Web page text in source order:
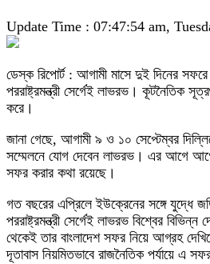
Update Time : 07:47:54 am,
ডেস্ক রিপোর্ট : আগামী মাসে দুই দিনের সফরে
পররাষ্ট্রমন্ত্রী সের্গেই লাভরভ। কূটনৈতিক
করে।
জানা গেছে, আগামী ৯ ও ১০ সেপ্টেম্বর
সম্মেলনে যোগ দেবেন লাভরভ। এর আগে
সফর করার কথা রয়েছে।
গত বছরের এপ্রিলে ইউক্রেনের সঙ্গে যুদ্ধে
পররাষ্ট্রমন্ত্রী সের্গেই লাভরভ বিশ্বের
থেকেই তার বাংলাদেশ সফর নিয়ে আগ্রহ
দূতাবাস নিয়মিতভাবে রাজনৈতিক পর্যায়ে এ